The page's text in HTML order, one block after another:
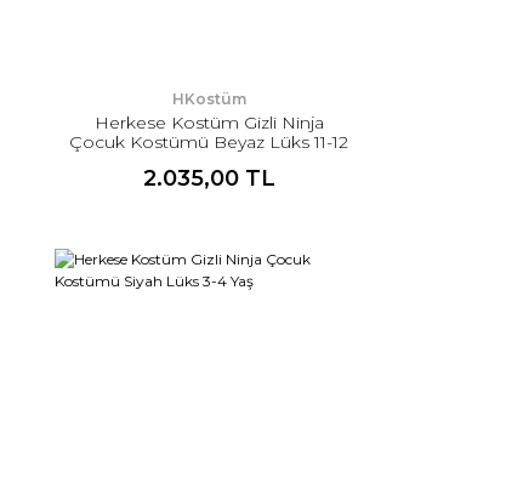
HKostüm
Herkese Kostüm Gizli Ninja
Çocuk Kostümü Beyaz Lüks 11-12
2.035,00 TL